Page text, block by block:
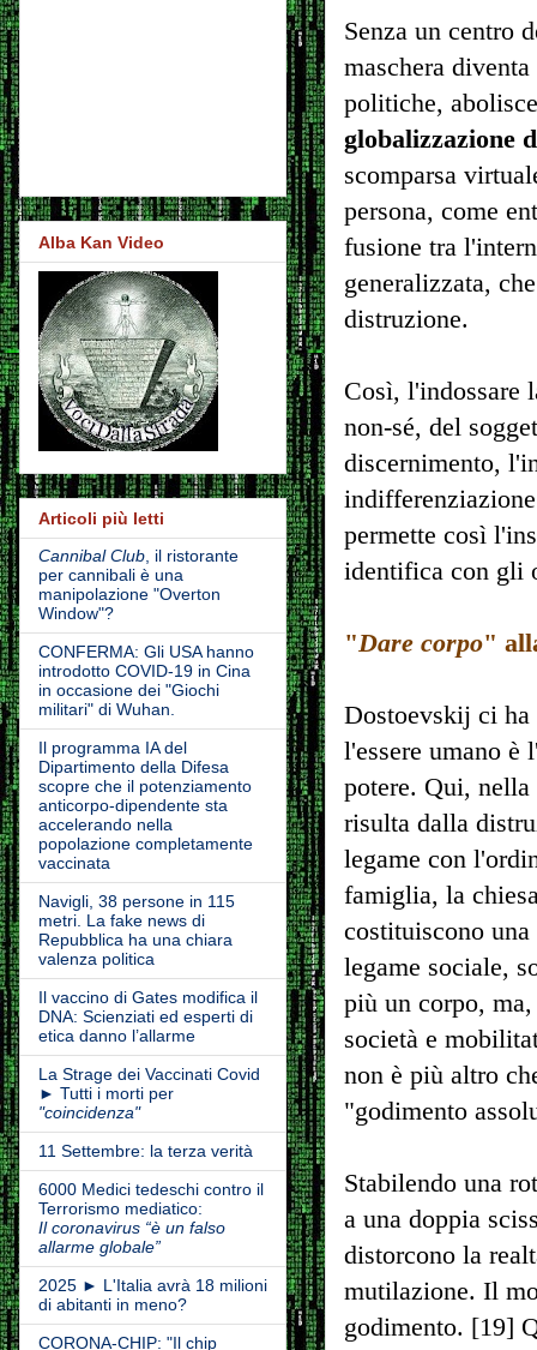
Senza un centro
maschera
politiche,
globalizzazione
scomparsa
persona, come
fusione tra
generalizzata,
distruzione.
Così, l'indossare
non-sé, del
discernimento,
permette così
identifica con gli
"Dare corpo"
Dostoevskij ci
l'essere umano è
potere. Qui,
risulta dalla
legame con
famiglia, la
costituiscono
legame sociale,
più un corpo,
società e
non è più altro
"godimento
Stabilendo una
a una doppia
distorcono la
mutilazione. Il
godimento. [19]
Alba Kan Video
Articoli più letti
Cannibal Club, il ristorante
per cannibali è una
manipolazione "Overton
Window"?
CONFERMA: Gli USA hanno
introdotto COVID-19 in Cina
in occasione dei "Giochi
militari" di Wuhan.
Il programma IA del
Dipartimento della Difesa
scopre che il potenziamento
anticorpo-dipendente sta
accelerando nella
popolazione completamente
vaccinata
Navigli, 38 persone in 115
metri. La fake news di
Repubblica ha una chiara
valenza politica
Il vaccino di Gates modifica il
DNA: Scienziati ed esperti di
etica danno l’allarme
La Strage dei Vaccinati Covid
► Tutti i morti per
"coincidenza"
11 Settembre: la terza verità
6000 Medici tedeschi contro il
Terrorismo mediatico:
Il coronavirus “è un falso
allarme globale”
2025 ► L'Italia avrà 18 milioni
di abitanti in meno?
CORONA-CHIP: "Il chip